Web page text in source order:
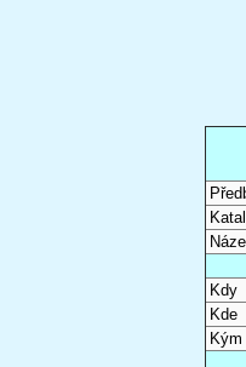
Kdy
Kde
Kým